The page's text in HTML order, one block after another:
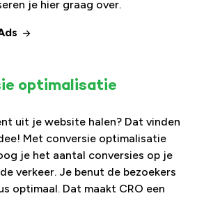
je hier graag over.
optimalisatie
uit je website halen? Dat vinden
Met conversie optimalisatie
je het aantal conversies op je
verkeer. Je benut de bezoekers
optimaal. Dat maakt CRO een